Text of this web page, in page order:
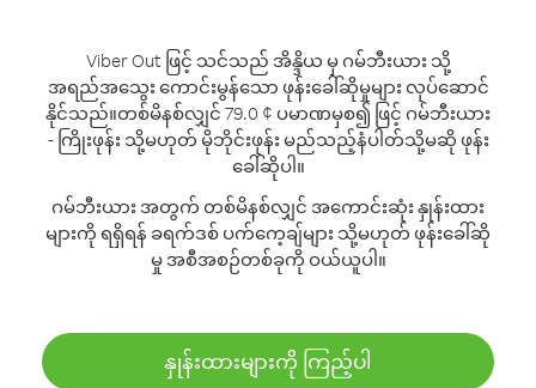
Viber Out ဖြင့် သင်သည် အိန္ဒိယ မှ ဂမ်ဘီးယား သို့
အရည်အသွေး ကောင်းမွန်သော ဖုန်းခေါ်ဆိုမှုများ လုပ်ဆောင်
နိုင်သည်။တစ်မိနစ်လျှင် 79.0 ¢ ပမာဏမှစ၍ ဖြင့် ဂမ်ဘီးယား
- ကြိုးဖုန်း သို့မဟုတ် မိုဘိုင်းဖုန်း မည်သည့်နံပါတ်သို့မဆို ဖုန်း
ခေါ်ဆိုပါ။
ဂမ်ဘီးယား အတွက် တစ်မိနစ်လျှင် အကောင်းဆုံး နှုန်းထား
များကို ရရှိရန် ခရက်ဒစ် ပက်ကေ့ချ်များ သို့မဟုတ် ဖုန်းခေါ်ဆို
မှု အစီအစဉ်တစ်ခုကို ဝယ်ယူပါ။
နှုန်းထားများကို ကြည့်ပါ